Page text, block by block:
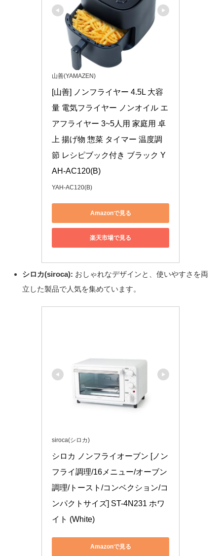
山善(YAMAZEN)
[山善] ノンフライヤー 4.5L 大容
量 電気フライヤー ノンオイル エ
アフライヤー 3~5人用 家庭用 卓
上 揚げ物 惣菜 タイマー 温度調
節 レシピブック付き ブラック Y
AH-AC120(B)
YAH-AC120(B)
Amazonで見る
楽天市場で見る
シロカ(siroca): おしゃれなデザインと、使いやすさを両
立した製品で人気を集めています。
siroca(シロカ)
シロカ ノンフライオーブン [ノン
フライ調理/16メニュー/オーブン
調理/トースト/コンベクション/コ
ンパクトサイズ] ST-4N231 ホワ
イト (White)
Amazonで見る